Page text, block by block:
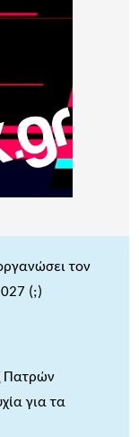
τον
(;)
Πατρών
για τα